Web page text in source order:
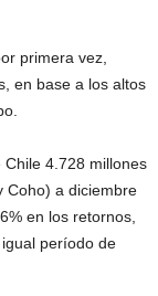
primera vez,
en base a los altos
4.728 millones
Coho) a diciembre
en los retornos,
período de